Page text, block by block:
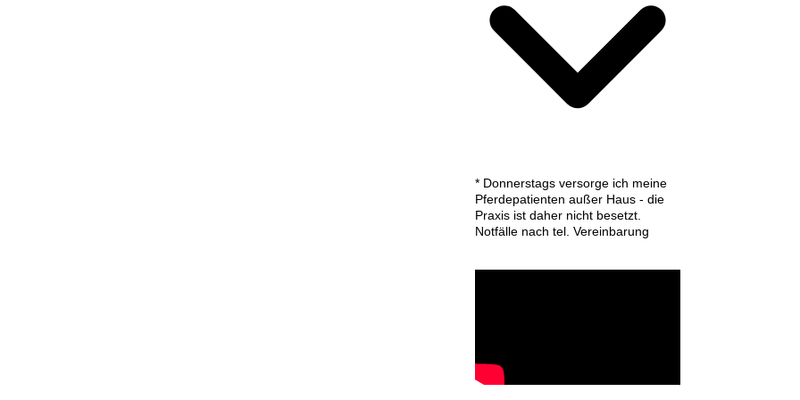
* Donnerstags versorge ich meine
Pferdepatienten außer Haus - die
Praxis ist daher nicht besetzt.
Notfälle nach tel. Vereinbarung